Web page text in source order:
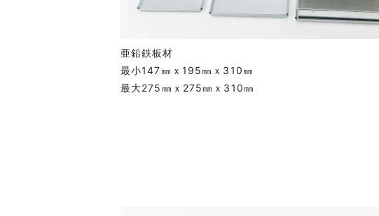
亜鉛鉄板材
最小147㎜ｘ195㎜ｘ310㎜
最大275㎜ｘ275㎜ｘ310㎜